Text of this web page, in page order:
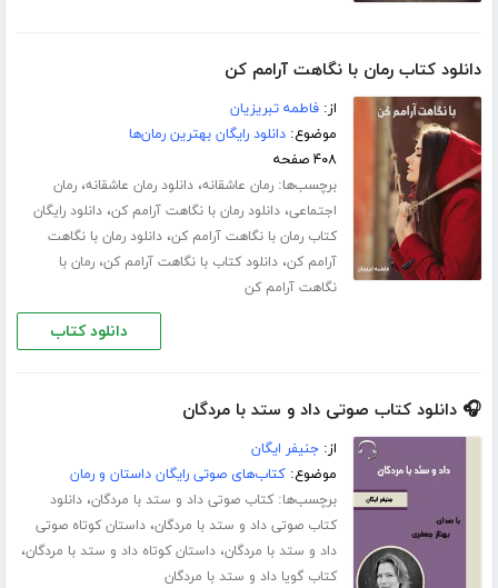
دانلود کتاب رمان با نگاهت آرامم کن
از:فاطمه تبریزیان
موضوع:دانلود رایگان بهترین رمان‌ها
۴۰۸ صفحه
برچسب‌ها:رمان عاشقانه،دانلود رمان عاشقانه،رمان
اجتماعی،دانلود رمان با نگاهت آرامم کن،دانلود رایگان
کتاب رمان با نگاهت آرامم کن،دانلود رمان با نگاهت
آرامم کن،دانلود کتاب با نگاهت آرامم کن،رمان با
نگاهت آرامم کن
دانلود کتاب
🎧 دانلود کتاب صوتی داد و ستد با مردگان
از:جنیفر ایگان
موضوع:کتاب‌های صوتی رایگان داستان و رمان
برچسب‌ها:کتاب صوتی داد و ستد با مردگان،دانلود
کتاب صوتی داد و ستد با مردگان،داستان کوتاه صوتی
داد و ستد با مردگان،داستان کوتاه داد و ستد با مردگان،
کتاب گویا داد و ستد با مردگان